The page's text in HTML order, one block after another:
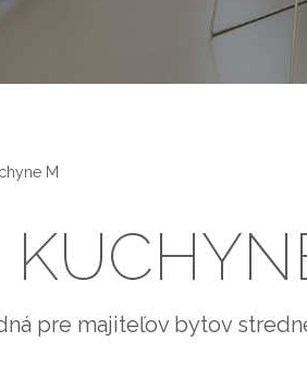
M
pre majiteľov bytov